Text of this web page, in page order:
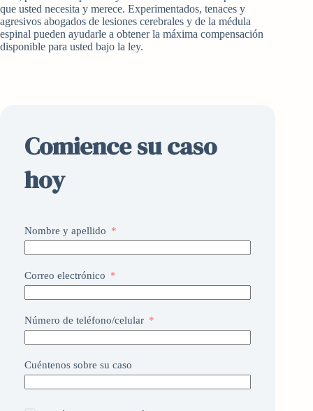
que usted necesita y merece. Experimentados, tenaces y
agresivos abogados de lesiones cerebrales y de la médula
espinal pueden ayudarle a obtener la máxima compensación
disponible para usted bajo la ley.
Comience su caso
hoy
Nombre y apellido
Correo electrónico
Número de teléfono/celular
Cuéntenos sobre su caso